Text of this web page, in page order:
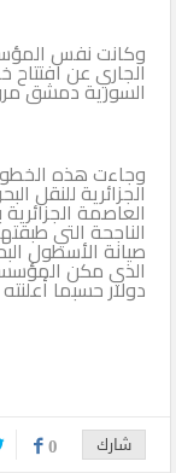
وكانت نفس
الجاري عن افتتاح
السورية دمشق
وجاءت هذه
الجزائرية للنقل
العاصمة
الناجحة التي
صيانة الأسطول
دولار حسبما
شارك 0